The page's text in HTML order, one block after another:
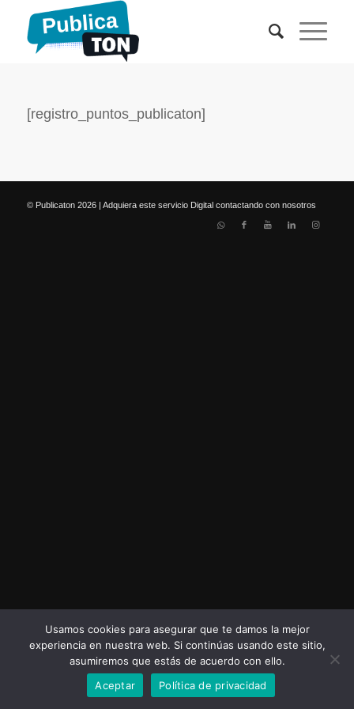
[registro_puntos_publicaton]
© Publicaton 2026 | Adquiera este servicio Digital contactando con nosotros
Usamos cookies para asegurar que te damos la mejor
experiencia en nuestra web. Si continúas usando este sitio,
asumiremos que estás de acuerdo con ello.
Aceptar
Política de privacidad